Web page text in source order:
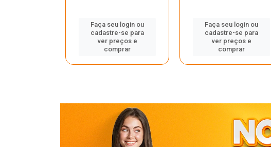
Faça seu login ou
cadastre-se para
ver preços e
comprar
Faça seu login ou
cadastre-se para
ver preços e
comprar